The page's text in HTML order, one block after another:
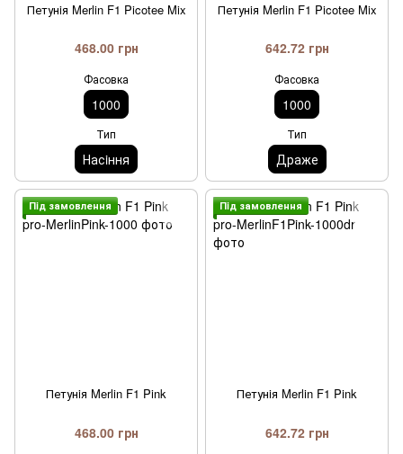
Петунiя Merlin F1 Picotee Mix
468.00 грн
Фасовка
1000
Тип
Насiння
Петунiя Merlin F1 Picotee Mix
642.72 грн
Фасовка
1000
Тип
Драже
Пiд замовлення
Петунiя Merlin F1 Pink
468.00 грн
Пiд замовлення
Петунiя Merlin F1 Pink
642.72 грн